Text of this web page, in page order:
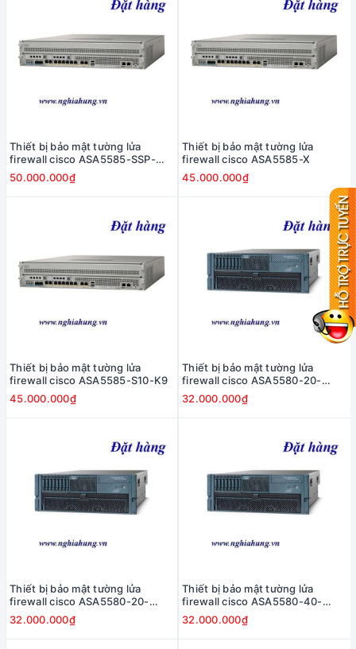
Thiết bị bảo mật tường lửa
firewall cisco ASA5585-SSP-
IPS40
50.000.000₫
Thiết bị bảo mật tường lửa
firewall cisco ASA5585-X
45.000.000₫
Thiết bị bảo mật tường lửa
firewall cisco ASA5585-S10-K9
45.000.000₫
Thiết bị bảo mật tường lửa
firewall cisco ASA5580-20-
BUN-K9
32.000.000₫
Thiết bị bảo mật tường lửa
firewall cisco ASA5580-20-
10GE-K9
32.000.000₫
Thiết bị bảo mật tường lửa
firewall cisco ASA5580-40-
BUN-K9
32.000.000₫